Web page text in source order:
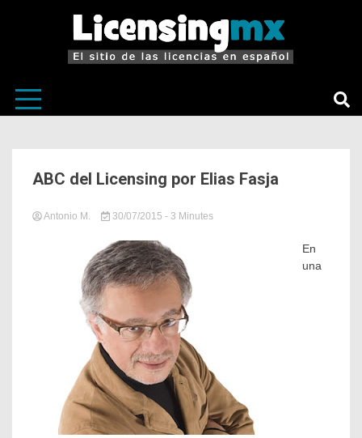
ABC del Licensing por Elias Fasja
Antonio M. 30/07/2015 in
categoría
Tagged
Fasja
Licensing
México
licensingmx
Terra
- 3 Minutes
En
una